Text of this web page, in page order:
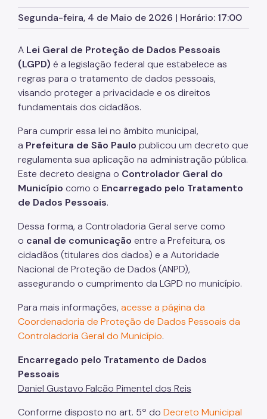
Obras nos CEs
Clubes da Comunidade
Centro de Esportes Radicais
CERET
Concessão do Pacaembu
Pista do Chuvisco
Pistas de Skate
Outros
Programas
Bolsa Atleta Rei Pelé
Corridas de Rua
Ruas de Lazer
Vem Dançar
Segunda-feira, 4 de Maio de 2026 | Horário: 17:00
A Lei Geral de Proteção de Dados Pessoais
(LGPD) é a legislação federal que estabelece as
regras para o tratamento de dados pessoais,
visando proteger a privacidade e os direitos
fundamentais dos cidadãos.
Para cumprir essa lei no âmbito municipal,
a Prefeitura de São Paulo publicou um decreto que
regulamenta sua aplicação na administração pública.
Este decreto designa o Controlador Geral do
Município como o Encarregado pelo Tratamento
de Dados Pessoais.
Dessa forma, a Controladoria Geral serve como
o canal de comunicação entre a Prefeitura, os
cidadãos (titulares dos dados) e a Autoridade
Nacional de Proteção de Dados (ANPD),
assegurando o cumprimento da LGPD no município.
Para mais informações, acesse a página da
Coordenadoria de Proteção de Dados Pessoais da
Controladoria Geral do Município.
Encarregado pelo Tratamento de Dados
Pessoais
Daniel Gustavo Falcão Pimentel dos Reis
Conforme disposto no art. 5º do Decreto Municipal